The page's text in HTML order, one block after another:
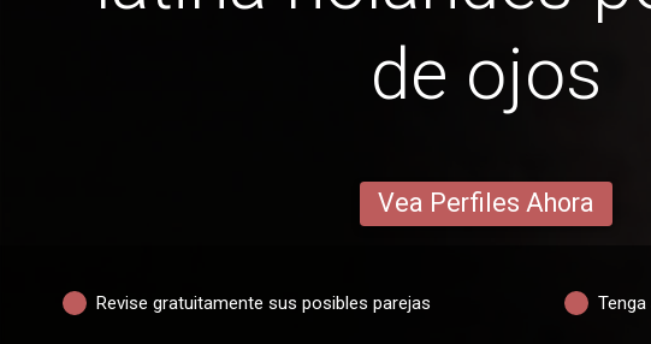
de ojos
Vea Perfiles Ahora
Revise gratuitamente sus posibles parejas